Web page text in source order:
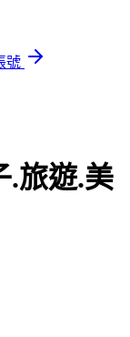
號
旅遊.美